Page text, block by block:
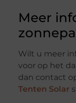
Meer
Wilt u meer
voor op het
dan contact
Tenten Solar